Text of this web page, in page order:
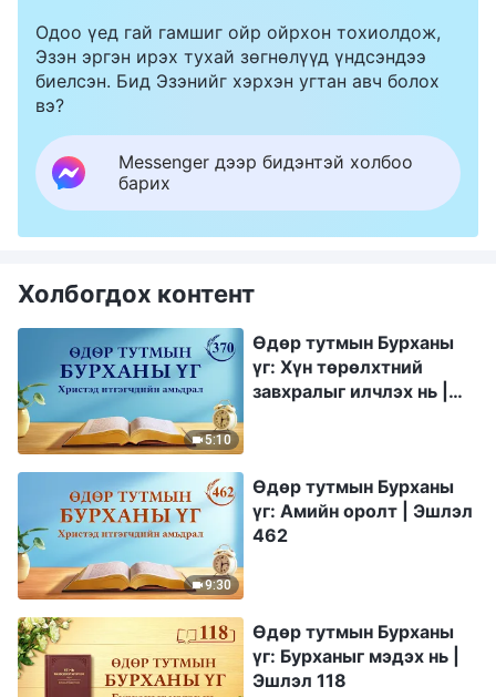
Одоо үед гай гамшиг ойр ойрхон тохиолдож,
Эзэн эргэн ирэх тухай зөгнөлүүд үндсэндээ
биелсэн. Бид Эзэнийг хэрхэн угтан авч болох
вэ?
Messenger дээр бидэнтэй холбоо
барих
Холбогдох контент
5:10
Өдөр тутмын Бурханы
үг: Хүн төрөлхтний
завхралыг илчлэх нь |
9:30
Өдөр тутмын Бурханы
үг: Амийн оролт | Эшлэл
462
Өдөр тутмын Бурханы
үг: Бурханыг мэдэх нь |
Эшлэл 118